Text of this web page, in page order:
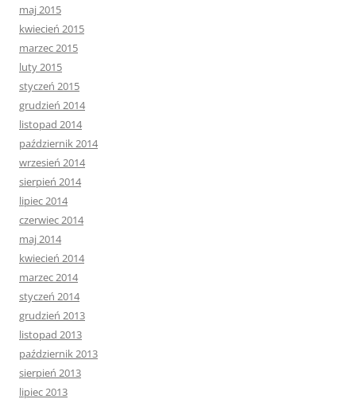
maj 2015
kwiecień 2015
marzec 2015
luty 2015
styczeń 2015
grudzień 2014
listopad 2014
październik 2014
wrzesień 2014
sierpień 2014
lipiec 2014
czerwiec 2014
maj 2014
kwiecień 2014
marzec 2014
styczeń 2014
grudzień 2013
listopad 2013
październik 2013
sierpień 2013
lipiec 2013